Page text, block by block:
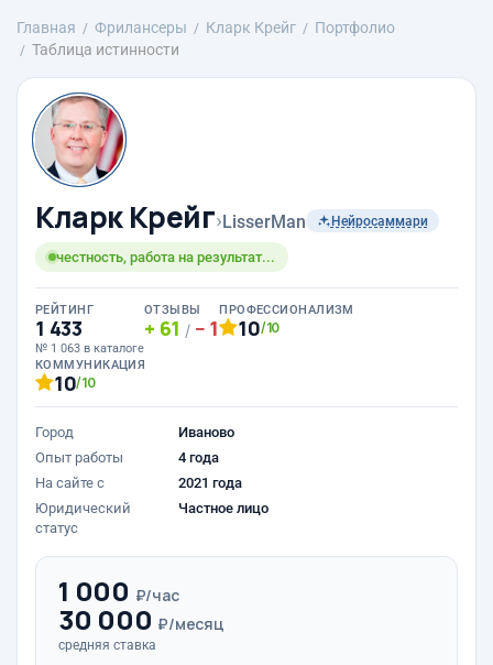
Главная Фрилансеры Кларк Крейг
Портфолио
Таблица истинности
Кларк Крейг›LisserMan Нейросаммари
честность, работа на результат...
РЕЙТИНГ
1 433
№ 1 063 в каталоге
ОТЗЫВЫ
61 / 1
ПРОФЕССИОНАЛИЗМ
10/10
КОММУНИКАЦИЯ
10/10
Город
Иваново
Опыт работы
4 года
На сайте с
2021 года
Юридический
статус
Частное лицо
1 000 ₽/час
30 000 ₽/месяц
средняя ставка